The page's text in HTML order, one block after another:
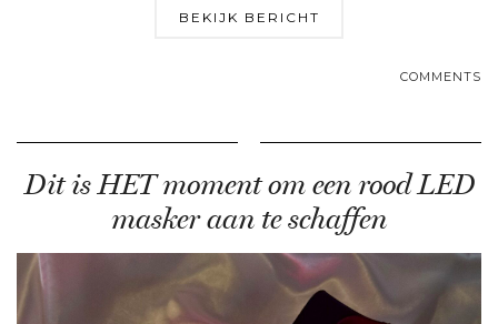
BEKIJK BERICHT
COMMENTS
Dit is HET moment om een rood LED
masker aan te schaffen